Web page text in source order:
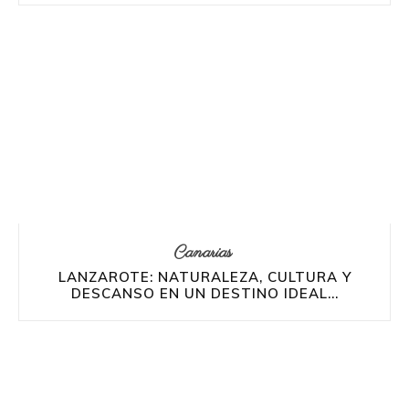
Canarias
LANZAROTE: NATURALEZA, CULTURA Y
DESCANSO EN UN DESTINO IDEAL...